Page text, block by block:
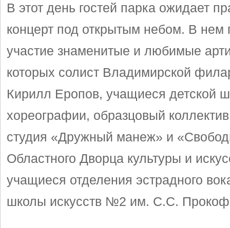
В этот день гостей парка ожидает
концерт под открытым небом. В нем
участие знаменитые и любимые
которых солист Владимирской
Кирилл Еропов, учащиеся детской
хореографии, образцовый
студия «Дружный манеж» и
Областного Дворца культуры и
учащиеся отделения эстрадного
школы искусств №2 им. С.С.